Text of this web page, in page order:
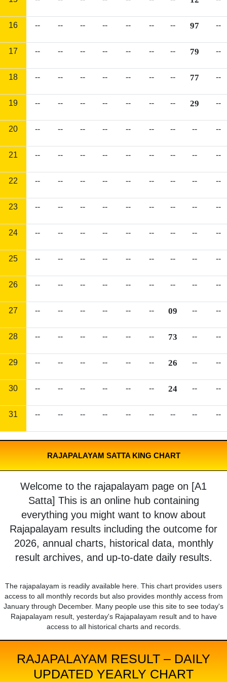
16 -- -- -- -- -- -- -- 97 --
17 -- -- -- -- -- -- -- 79 --
18 -- -- -- -- -- -- -- 77 --
19 -- -- -- -- -- -- -- 29 --
20 -- -- -- -- -- -- -- -- --
21 -- -- -- -- -- -- -- -- --
22 -- -- -- -- -- -- -- -- --
23 -- -- -- -- -- -- -- -- --
24 -- -- -- -- -- -- -- -- --
25 -- -- -- -- -- -- -- -- --
26 -- -- -- -- -- -- -- -- --
27 -- -- -- -- -- -- 09 -- --
28 -- -- -- -- -- -- 73 -- --
29 -- -- -- -- -- -- 26 -- --
30 -- -- -- -- -- -- 24 -- --
31 -- -- -- -- -- -- -- -- --
RAJAPALAYAM SATTA KING CHART
Welcome to the rajapalayam page on [A1
Satta] This is an online hub containing
everything you might want to know about
Rajapalayam results including the outcome for
2026, annual charts, historical data, monthly
result archives, and up-to-date daily results.
The rajapalayam is readily available here. This chart provides users
access to all monthly records but also provides monthly access from
January through December. Many people use this site to see today's
Rajapalayam result, yesterday's Rajapalayam result and to have
access to all historical charts and records.
RAJAPALAYAM RESULT – DAILY
UPDATED YEARLY CHART